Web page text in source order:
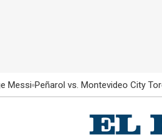
Messi Peñarol vs. Montevideo City